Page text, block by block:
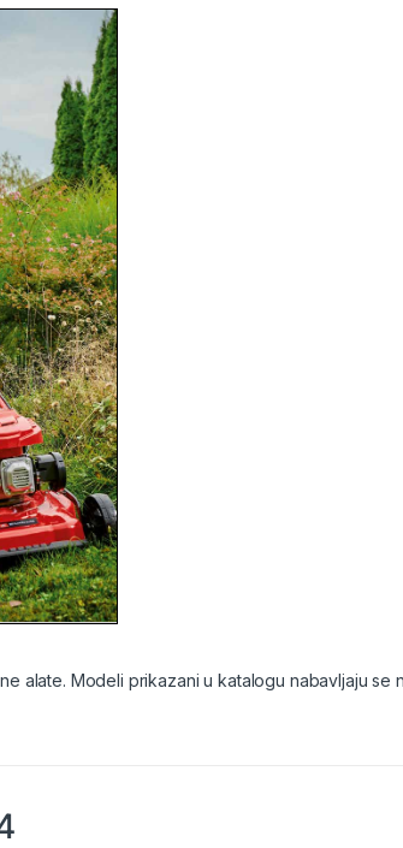
alate. Modeli prikazani u katalogu nabavljaju se